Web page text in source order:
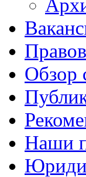
Обзор
Наши